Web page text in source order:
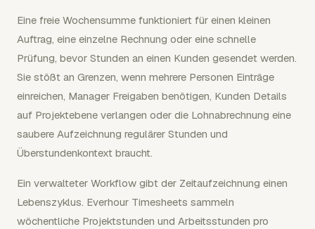
Eine freie Wochensumme funktioniert für einen kleinen
Auftrag, eine einzelne Rechnung oder eine schnelle
Prüfung, bevor Stunden an einen Kunden gesendet werden.
Sie stößt an Grenzen, wenn mehrere Personen Einträge
einreichen, Manager Freigaben benötigen, Kunden Details
auf Projektebene verlangen oder die Lohnabrechnung eine
saubere Aufzeichnung regulärer Stunden und
Überstundenkontext braucht.
Ein verwalteter Workflow gibt der Zeitaufzeichnung einen
Lebenszyklus. Everhour Timesheets sammeln
wöchentliche Projektstunden und Arbeitsstunden pro